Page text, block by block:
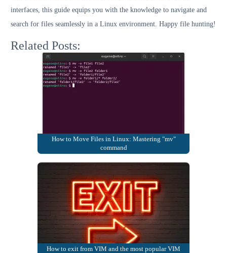
interfaces, this guide equips you with the knowledge to navigate and
search for files seamlessly in a Linux environment. Happy file hunting!
Related Posts:
How to Move Files in Linux: Mastering "mv"
command
How to exit from VIM and the most popular VIM